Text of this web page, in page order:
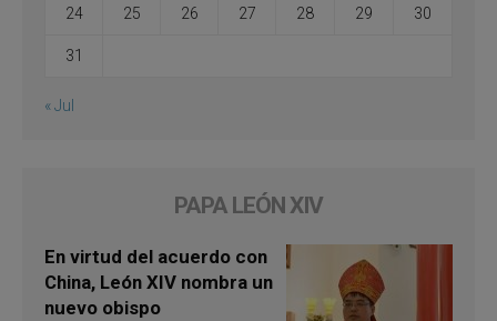
24 25 26 27 28 29 30
31
« Jul
PAPA LEÓN XIV
En virtud del acuerdo con
China, León XIV nombra un
nuevo obispo